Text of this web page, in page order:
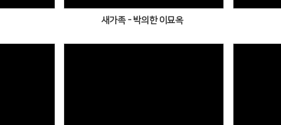
새가족 - 박의한 이묘옥